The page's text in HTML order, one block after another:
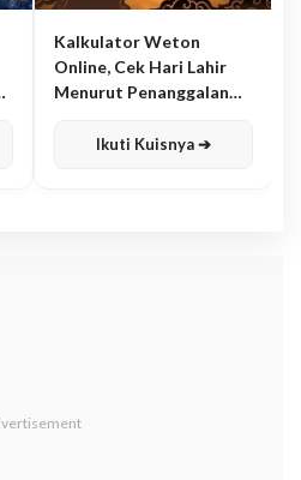
Kalkulator Weton
Online, Cek Hari Lahir
Menurut Penanggalan
Ikuti Kuisnya ➔